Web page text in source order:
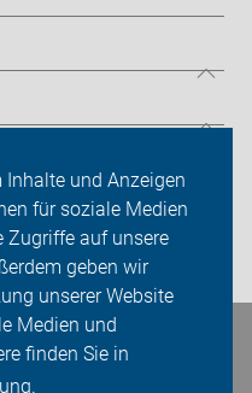
Inhalte und Anzeigen
für soziale Medien
Zugriffe auf unsere
geben wir
unserer Website
Medien und
finden Sie in